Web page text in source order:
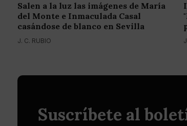
Salen a la luz las imágenes de María
del Monte e Inmaculada Casal
casándose de blanco en Sevilla
J. C. RUBIO
Suscríbete al